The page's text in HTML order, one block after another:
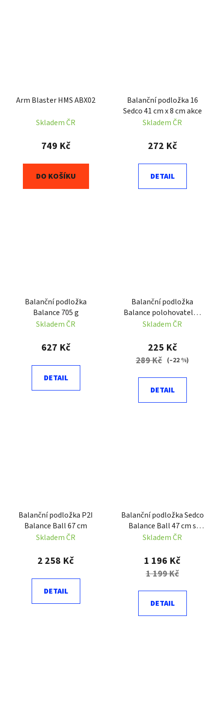
Arm Blaster HMS ABX02
Skladem ČR
749 Kč
DO KOŠÍKU
Balanční podložka 16
Sedco 41 cm x 8 cm akce
Skladem ČR
272 Kč
DETAIL
Balanční podložka
Balance 705 g
Skladem ČR
627 Kč
DETAIL
Balanční podložka
Balance polohovatelná
635 Sedco 36 x 36 cm
Skladem ČR
225 Kč
289 Kč (–22 %)
DETAIL
Balanční podložka P2I
Balance Ball 67 cm
Skladem ČR
2 258 Kč
DETAIL
Balanční podložka Sedco
Balance Ball 47 cm s
držadly
Skladem ČR
1 196 Kč
1 199 Kč
DETAIL